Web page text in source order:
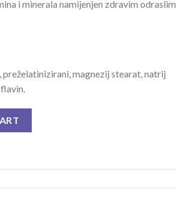
i minerala namijenjen zdravim odraslim
magnezij stearat, natrij